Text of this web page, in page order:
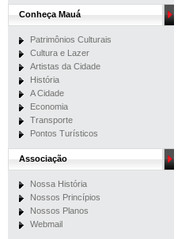
Conheça Mauá
Patrimônios Culturais
Cultura e Lazer
Artistas da Cidade
História
A Cidade
Economia
Transporte
Pontos Turísticos
Associação
Nossa História
Nossos Princípios
Nossos Planos
Webmail